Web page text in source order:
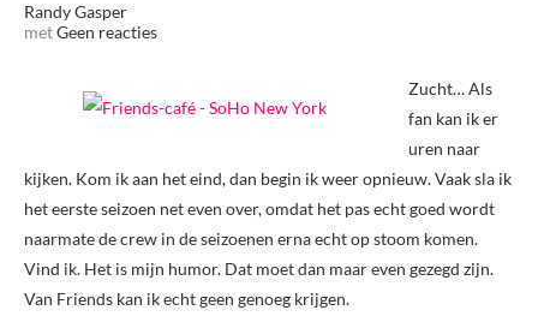
Randy Gasper
metGeen reacties
Zucht… Als
fan kan ik er
uren naar
kijken. Kom ik aan het eind, dan begin ik weer opnieuw. Vaak sla ik
het eerste seizoen net even over, omdat het pas echt goed wordt
naarmate de crew in de seizoenen erna echt op stoom komen.
Vind ik. Het is mijn humor. Dat moet dan maar even gezegd zijn.
Van Friends kan ik echt geen genoeg krijgen.